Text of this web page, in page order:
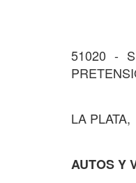
51020 -
LA PLATA,
AUTOS Y